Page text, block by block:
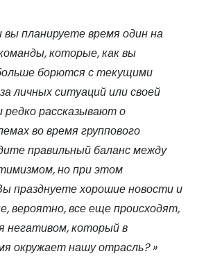
вы планируете время один на
которые, как вы
борются с текущими
личных ситуаций или своей
рассказывают о
во время группового
правильный баланс между
но при этом
празднуете хорошие новости и
вероятно, все еще происходят,
негативом, который в
окружает нашу отрасль? »